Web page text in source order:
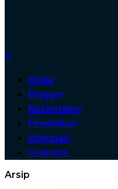
0
Home
Blogger
Networking
Pendidikan
Informasi
Contacts
Arsip